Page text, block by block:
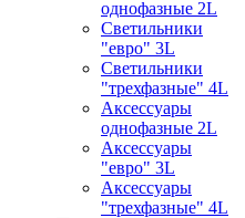
однофазные 2L
Светильники
"евро" 3L
Светильники
"трехфазные" 4L
Аксессуары
однофазные 2L
Аксессуары
"евро" 3L
Аксессуары
"трехфазные" 4L